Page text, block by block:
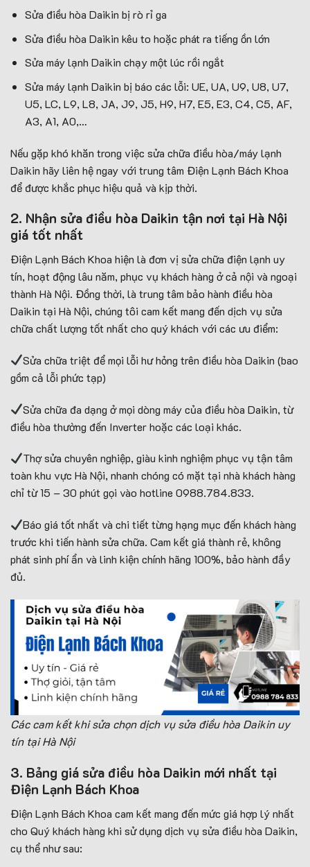
Sửa điều hòa Daikin bị rò rỉ ga
Sửa điều hòa Daikin kêu to hoặc phát ra tiếng ồn lớn
Sửa máy lạnh Daikin chạy một lúc rồi ngắt
Sửa máy lạnh Daikin bị báo các lỗi: UE, UA, U9, U8, U7,
U5, LC, L9, L8, JA, J9, J5, H9, H7, E5, E3, C4, C5, AF,
A3, A1, A0,…
Nếu gặp khó khăn trong việc sửa chữa điều hòa/máy lạnh
Daikin hãy liên hệ ngay với trung tâm Điện Lạnh Bách Khoa
để được khắc phục hiệu quả và kịp thời.
2. Nhận sửa điều hòa Daikin tận nơi tại Hà Nội
giá tốt nhất
Điện Lạnh Bách Khoa hiện là đơn vị sửa chữa điện lạnh uy
tín, hoạt động lâu năm, phục vụ khách hàng ở cả nội và ngoại
thành Hà Nội. Đồng thời, là trung tâm bảo hành điều hòa
Daikin tại Hà Nội, chúng tôi cam kết mang đến dịch vụ sửa
chữa chất lượng tốt nhất cho quý khách với các ưu điểm:
Sửa chữa triệt để mọi lỗi hư hỏng trên điều hòa Daikin (bao
gồm cả lỗi phức tạp)
Sửa chữa đa dạng ở mọi dòng máy của điều hòa Daikin, từ
điều hòa thường đến Inverter hoặc các loại khác.
Thợ sửa chuyên nghiệp, giàu kinh nghiệm phục vụ tận tâm
toàn khu vực Hà Nội, nhanh chóng có mặt tại nhà khách hàng
chỉ từ 15 – 30 phút gọi vào hotline 0988.784.833.
Báo giá tốt nhất và chi tiết từng hạng mục đến khách hàng
trước khi tiến hành sửa chữa. Cam kết giá thành rẻ, không
phát sinh phí ẩn và linh kiện chính hãng 100%, bảo hành đầy
đủ.
Các cam kết khi sửa chọn dịch vụ sửa điều hòa Daikin uy
tín tại Hà Nội
3. Bảng giá sửa điều hòa Daikin mới nhất tại
Điện Lạnh Bách Khoa
Điện Lạnh Bách Khoa cam kết mang đến mức giá hợp lý nhất
cho Quý khách hàng khi sử dụng dịch vụ sửa điều hòa Daikin,
cụ thể như sau: